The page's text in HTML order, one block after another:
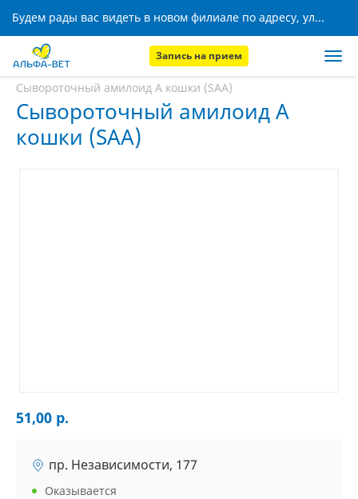
Будем рады вас видеть в новом филиале по адресу, ул. Кижеватова, 8!
Запись на прием
Главная
Сывороточный амилоид А кошки (SAA)
Сывороточный амилоид А
кошки (SAA)
51,00 р.
пр. Независимости, 177
Оказывается